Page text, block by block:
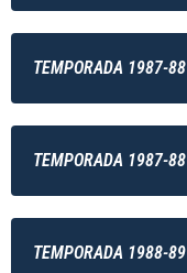
TEMPORADA 1987-88
TEMPORADA 1987-88
TEMPORADA 1988-89